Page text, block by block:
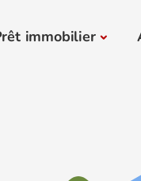
immobilier